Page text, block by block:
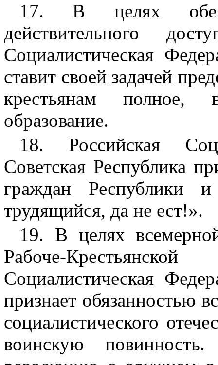
17. В целях
действительного
Социалистическая
ставит своей задачей
крестьянам полное,
образование.
18. Российская
Советская Республика
граждан Республики
трудящийся, да не ест!».
19. В целях
Рабоче-
Социалистическая
признает обязанностью
социалистического
воинскую